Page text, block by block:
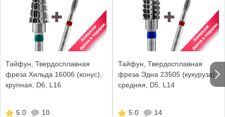
Тайфун, Твердосплавная
фреза Хильда 16006 (конус),
крупная, D6, L16
5.0
10
Тайфун, Твердосплавная
фреза Эдна 23505 (кукуруза),
средняя, D5, L14
5.0
14